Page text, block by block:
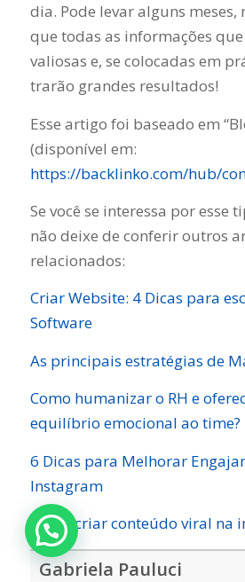
dia. Pode levar alguns
que todas as informações
valiosas e, se colocadas em
trarão grandes resultados!
Esse artigo foi baseado em
(disponível em:
https://backlinko.com/hub/
Se você se interessa por esse
não deixe de conferir outros
relacionados:
Criar Website: 4 Dicas para
Software
As principais estratégias de
Como humanizar o RH e
equilíbrio emocional ao time?
6 Dicas para Melhorar
Instagram
Como criar conteúdo viral na
Gabriela Pauluci